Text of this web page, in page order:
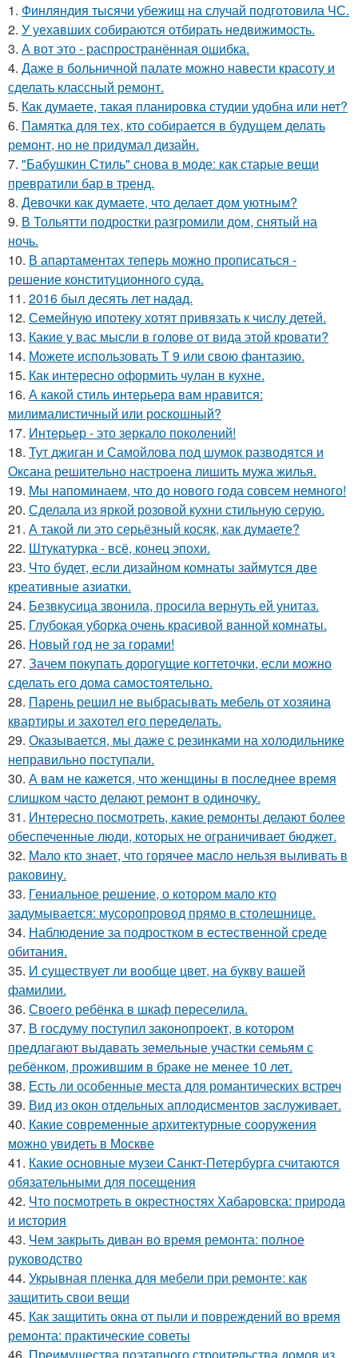
1. Финляндия тысячи убежищ на случай подготовила ЧС.
2. У уехавших собираются отбирать недвижимость.
3. А вот это - распространённая ошибка.
4. Даже в больничной палате можно навести красоту и
сделать классный ремонт.
5. Как думаете, такая планировка студии удобна или нет?
6. Памятка для тех, кто собирается в будущем делать
ремонт, но не придумал дизайн.
7. "Бабушкин Стиль" снова в моде: как старые вещи
превратили бар в тренд.
8. Девочки как думаете, что делает дом уютным?
9. В Тольятти подростки разгромили дом, снятый на
ночь.
10. В апартаментах теперь можно прописаться -
решение конституционного суда.
11. 2016 был десять лет надад.
12. Семейную ипотеку хотят привязать к числу детей.
13. Какие у вас мысли в голове от вида этой кровати?
14. Можете использовать Т 9 или свою фантазию.
15. Как интересно оформить чулан в кухне.
16. А какой стиль интерьера вам нравится:
милималистичный или роскошный?
17. Интерьер - это зеркало поколений!
18. Тут джиган и Самойлова под шумок разводятся и
Оксана решительно настроена лишить мужа жилья.
19. Мы напоминаем, что до нового года совсем немного!
20. Сделала из яркой розовой кухни стильную серую.
21. А такой ли это серьёзный косяк, как думаете?
22. Штукатурка - всё, конец эпохи.
23. Что будет, если дизайном комнаты займутся две
креативные азиатки.
24. Безвкусица звонила, просила вернуть ей унитаз.
25. Глубокая уборка очень красивой ванной комнаты.
26. Новый год не за горами!
27. Зачем покупать дорогущие когтеточки, если можно
сделать его дома самостоятельно.
28. Парень решил не выбрасывать мебель от хозяина
квартиры и захотел его переделать.
29. Оказывается, мы даже с резинками на холодильнике
неправильно поступали.
30. А вам не кажется, что женщины в последнее время
слишком часто делают ремонт в одиночку.
31. Интересно посмотреть, какие ремонты делают более
обеспеченные люди, которых не ограничивает бюджет.
32. Мало кто знает, что горячее масло нельзя выливать в
раковину.
33. Гениальное решение, о котором мало кто
задумывается: мусоропровод прямо в столешнице.
34. Наблюдение за подростком в естественной среде
обитания.
35. И существует ли вообще цвет, на букву вашей
фамилии.
36. Своего ребёнка в шкаф переселила.
37. В госдуму поступил законопроект, в котором
предлагают выдавать земельные участки семьям с
ребёнком, прожившим в браке не менее 10 лет.
38. Есть ли особенные места для романтических встреч
39. Вид из окон отдельных аплодисментов заслуживает.
40. Какие современные архитектурные сооружения
можно увидеть в Москве
41. Какие основные музеи Санкт-Петербурга считаются
обязательными для посещения
42. Что посмотреть в окрестностях Хабаровска: природа
и история
43. Чем закрыть диван во время ремонта: полное
руководство
44. Укрывная пленка для мебели при ремонте: как
защитить свои вещи
45. Как защитить окна от пыли и повреждений во время
ремонта: практические советы